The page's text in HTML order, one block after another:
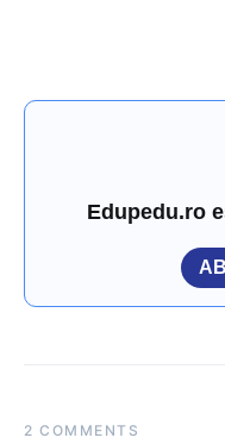
Edupedu.ro
2 COMMENTS